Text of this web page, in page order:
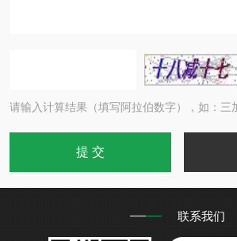
请输入计算结果（填写阿拉伯数字），如：三
联系我们